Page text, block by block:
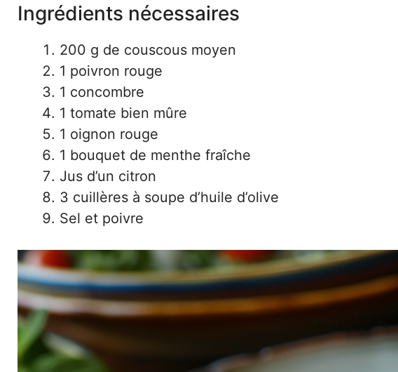
Ingrédients nécessaires
200 g de couscous moyen
1 poivron rouge
1 concombre
1 tomate bien mûre
1 oignon rouge
1 bouquet de menthe fraîche
Jus d’un citron
3 cuillères à soupe d’huile d’olive
Sel et poivre